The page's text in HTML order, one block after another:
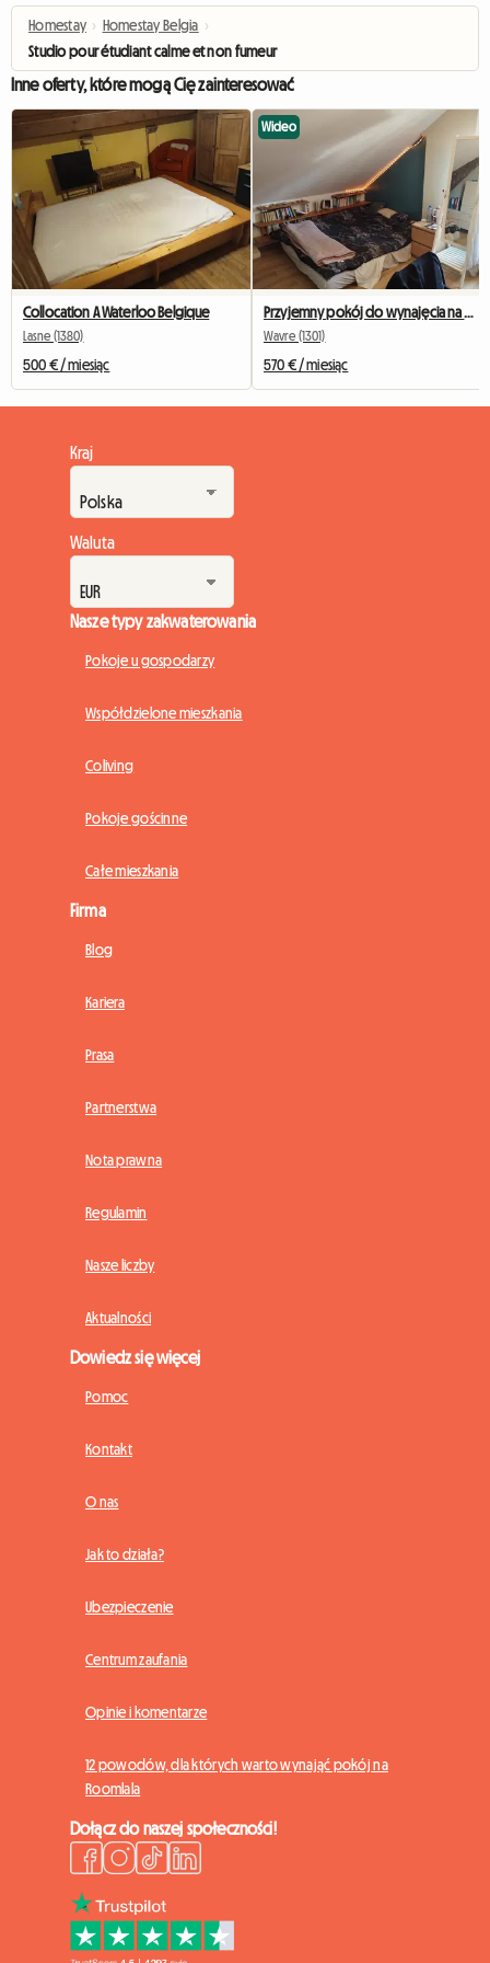
Homestay › Homestay Belgia ›
Studio pour étudiant calme et non fumeur
Inne oferty, które mogą Cię zainteresować
Collocation A Waterloo Belgique
Lasne (1380)
500 € / miesiąc
Wideo
Wavre (1301)
570 € / miesiąc
Kraj
Waluta
Nasze typy zakwaterowania
Pokoje u gospodarzy
Współdzielone mieszkania
Coliving
Pokoje gościnne
Całe mieszkania
Firma
Blog
Kariera
Prasa
Partnerstwa
Nota prawna
Regulamin
Nasze liczby
Aktualności
Dowiedz się więcej
Pomoc
Kontakt
O nas
Jak to działa?
Ubezpieczenie
Centrum zaufania
Opinie i komentarze
12 powodów, dla których warto wynająć pokój na
Roomlala
Dołącz do naszej społeczności!